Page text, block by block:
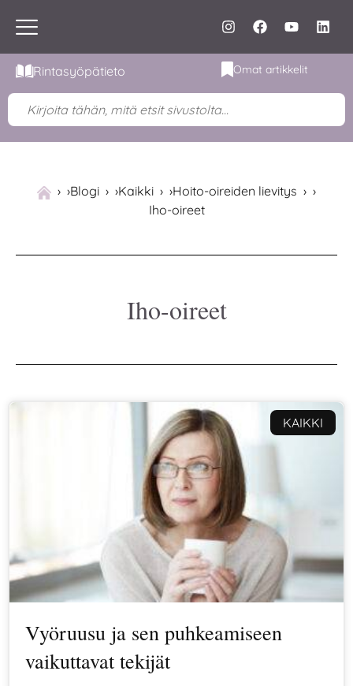
Rintasyöpätieto Omat artikkelit
›Blogi ›Kaikki ›Hoito-oireiden lievitys
›
Iho-oireet
Iho-oireet
KAIKKI
Vyöruusu ja sen puhkeamiseen
vaikuttavat tekijät